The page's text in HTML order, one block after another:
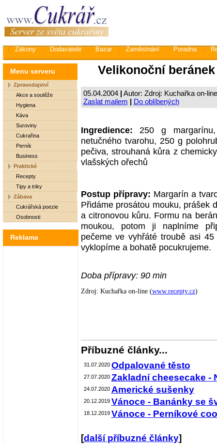
Zákony Dodavatelé Bazar Zaměstnání Poradna
Menu serveru
Zpravodajství
Akce a soutěže
Hygiena
Káva
Suroviny
Cukrařina
Perník
Business
Praktické
Recepty
Tipy a triky
Zábava
Cukrářská poezie
Osobnosti
Reklama
Velikonoční
05.04.2004 | Autor: Zdroj: Kuchařka on-
Zaslat mailem | Do oblíbených
Ingredience: 250 g
netučného tvarohu, 250 g
pečiva, strouhaná kůra z
vlašských ořechů
Postup přípravy: Margarín a
Přidáme prosátou mouku, prášek
a citronovou kůru. Formu na
moukou, potom ji naplníme
pečeme ve vyhřáté troubě asi
vyklopíme a bohatě pocukrujeme.
Doba přípravy: 90 min
Zdroj: Kuchařka on-line (www.recepty.cz)
Příbuzné články...
31.07.2020 Odpalované těsto
27.07.2020 Zakladní cheesecake -
24.07.2020 Americké sušenky
20.12.2019 Vánoce - Banánky se
18.12.2019 Vánoce - Perníkové
[další příbuzné články]